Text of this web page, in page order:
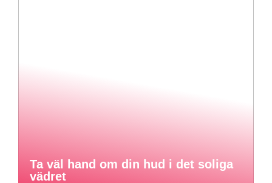
Ta väl hand om din hud i det soliga
vädret